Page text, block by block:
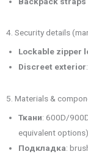
4. Security details
Lockable zipper
Discreet exterior
5. Materials &
Ткани: 600D/
equivalent options)
Подкладка: